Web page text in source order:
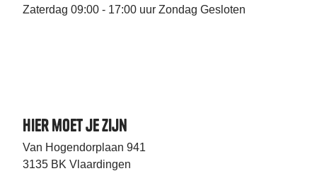
Zaterdag 09:00 - 17:00 uur Zondag Gesloten
Hier moet je zijn
Van Hogendorplaan 941
3135 BK Vlaardingen